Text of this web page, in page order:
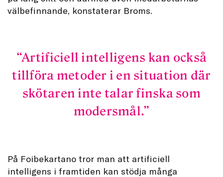
välbefinnande, konstaterar Broms.
Artificiell intelligens kan också
tillföra metoder i en situation där
skötaren inte talar finska som
modersmål.
På Foibekartano tror man att artificiell
intelligens i framtiden kan stödja många